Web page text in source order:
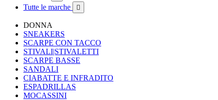
Tutte le marche 
DONNA
SNEAKERS
SCARPE CON TACCO
STIVALI|STIVALETTI
SCARPE BASSE
SANDALI
CIABATTE E INFRADITO
ESPADRILLAS
MOCASSINI